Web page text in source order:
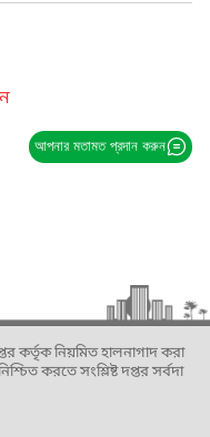
আপনার মতামত প্রদান করুন
কর্তৃক নিয়মিত হালনাগাদ করা
করতে সংশ্লিষ্ট দপ্তর সর্বদা